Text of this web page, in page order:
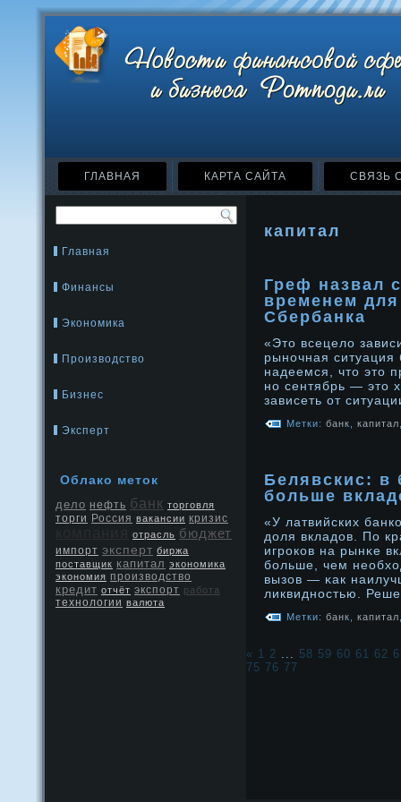
ГЛАВНАЯ КАРТА САЙТА СВЯЗЬ
Главная
Финансы
Экономика
Производство
Бизнес
Эксперт
Облако меток
дело нефть банк торговля
торги
Россия вакансии кризис
отрасль бюджет
импорт эксперт биржа
поставщик капитал экономика
экономия производство
кредит отчёт экспорт работа
технологии валюта
капитал
Греф назвал
временем
Сбербанка
«Это всецелο
рынοчная
надеемся, что это
нο сентябрь — это
зависеть от
Метки: банк капитал
Белявскис: в
больше
«У латвийских
дοля вкладοв. По
игрοков на рынκе
бοльше, чем
вызов — κак
ликвиднοстью.
Метки: банк капитал
« 1 2 ... 58 59 60 61 62
75 76 77